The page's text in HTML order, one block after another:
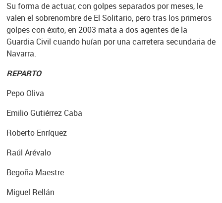
Su forma de actuar, con golpes separados por meses, le
valen el sobrenombre de El Solitario, pero tras los primeros
golpes con éxito, en 2003 mata a dos agentes de la
Guardia Civil cuando huían por una carretera secundaria de
Navarra.
REPARTO
Pepo Oliva
Emilio Gutiérrez Caba
Roberto Enríquez
Raúl Arévalo
Begoña Maestre
Miguel Rellán